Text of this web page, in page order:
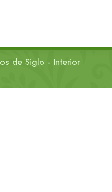
de Siglo - Interior